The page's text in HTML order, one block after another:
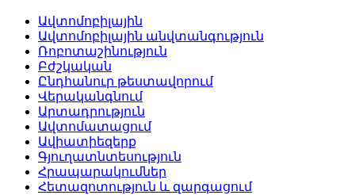
Ավտոմոբիլային
Ավտոմոբիլային անվտանգություն
Ռոբոտաշինություն
Բժշկական
Ընդհանուր թեստավորում
Վերականգնում
Արտադրություն
Ավտոմատացում
Ավիատիեզերք
Գյուղատնտեսություն
Հրապարակումներ
Հետազոտություն և զարգացում